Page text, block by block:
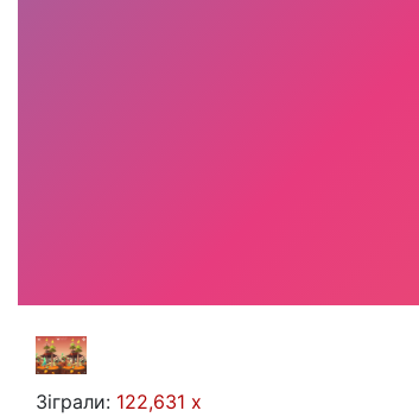
Зіграли: 122,631 x